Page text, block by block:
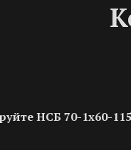
НСБ 70-1х60-